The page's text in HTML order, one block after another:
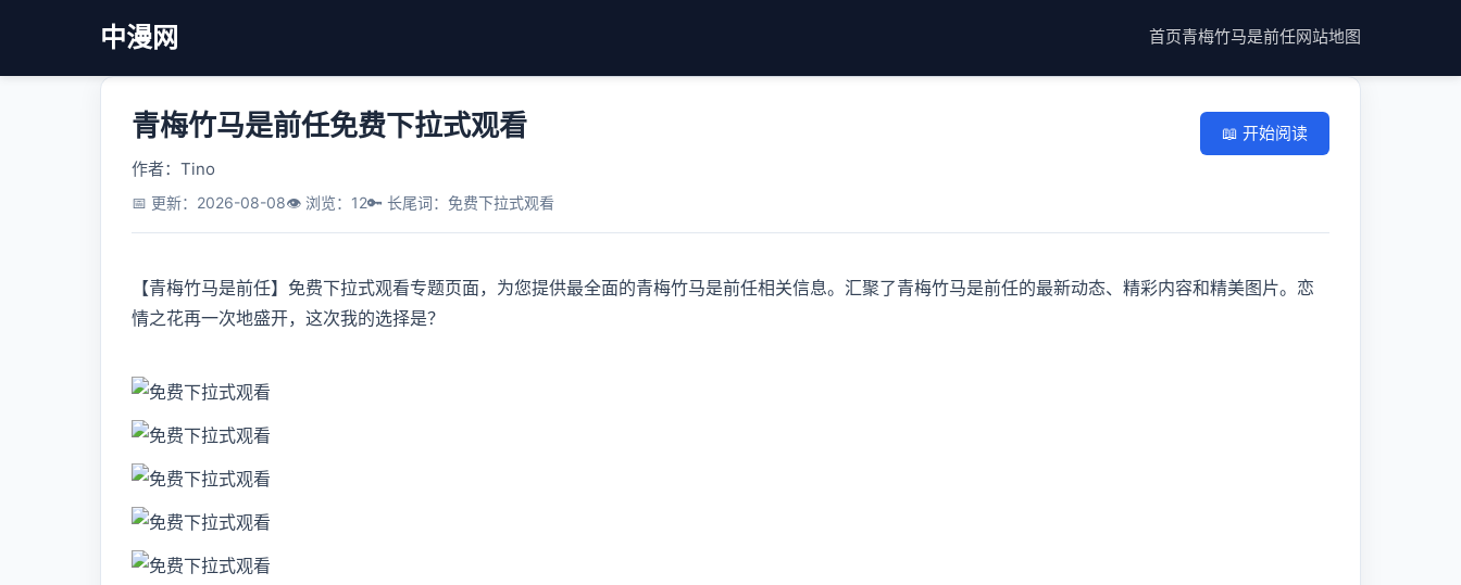
中漫网 首页青梅竹马是前任网站地图
青梅竹马是前任免费下拉式观看
作者：Tino
📅 更新：2026-08-08👁️ 浏览：12🔑 长尾词：免费下拉式观看
📖 开始阅读
【青梅竹马是前任】免费下拉式观看专题页面，为您提供最全面的青梅竹马是前任相关信息。汇聚了青梅竹马是前任的最新动态、精彩内容和精美图片。恋
情之花再一次地盛开，这次我的选择是？